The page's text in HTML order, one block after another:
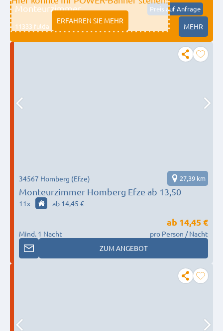
ERFAHREN SIE MEHR
Monteurzimmer Preis auf Anfrage
11333 fulda MEHR
Monteurzimmer Homberg Efze ab 13,50
34567 Homberg (Efze) 27,39 km
11x ab 14,45 €
Mind. 1 Nacht
ab 14,45 €
pro Person / Nacht
ZUM ANGEBOT